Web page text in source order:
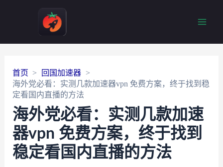
首页
回国加速器
海外党必看：实测几款加速器vpn 免费方案，终于找到稳
定看国内直播的方法
海外党必看：实测几款加速
器vpn 免费方案，终于找到
稳定看国内直播的方法